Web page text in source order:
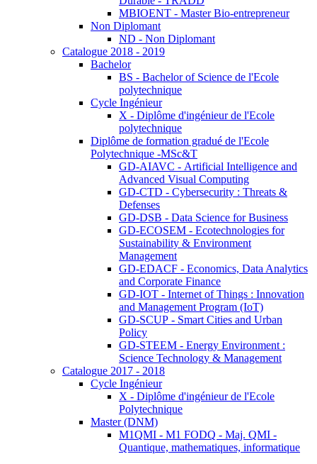
MBIOENT - Master Bio-entrepreneur
Non Diplomant
ND - Non Diplomant
Catalogue 2018 - 2019
Bachelor
BS - Bachelor of Science de l'Ecole
polytechnique
Cycle Ingénieur
X - Diplôme d'ingénieur de l'Ecole
polytechnique
Diplôme de formation gradué de l'Ecole
Polytechnique -MSc&T
GD-AIAVC - Artificial Intelligence and
Advanced Visual Computing
GD-CTD - Cybersecurity : Threats &
Defenses
GD-DSB - Data Science for Business
GD-ECOSEM - Ecotechnologies for
Sustainability & Environment
Management
GD-EDACF - Economics, Data Analytics
and Corporate Finance
GD-IOT - Internet of Things : Innovation
and Management Program (IoT)
GD-SCUP - Smart Cities and Urban
Policy
GD-STEEM - Energy Environment :
Science Technology & Management
Catalogue 2017 - 2018
Cycle Ingénieur
X - Diplôme d'ingénieur de l'Ecole
Polytechnique
Master (DNM)
M1QMI - M1 FODQ - Maj. QMI -
Quantique, mathematiques, informatique